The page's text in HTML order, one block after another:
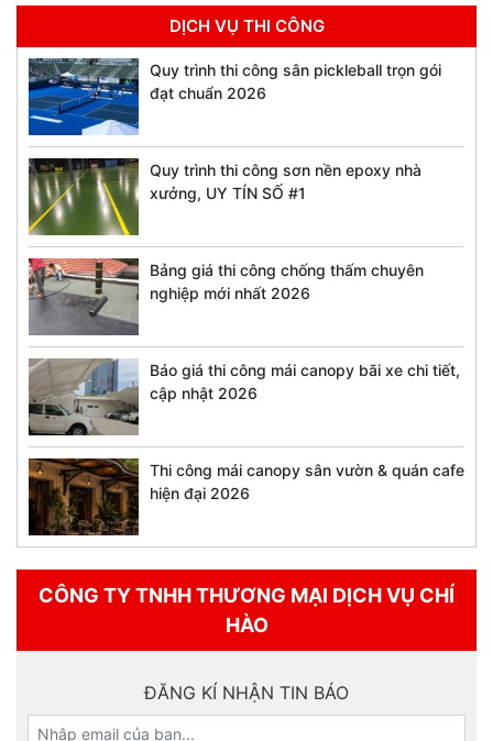
DỊCH VỤ THI CÔNG
Quy trình thi công sân pickleball trọn gói
đạt chuẩn 2026
Quy trình thi công sơn nền epoxy nhà
xưởng, UY TÍN SỐ #1
Bảng giá thi công chống thấm chuyên
nghiệp mới nhất 2026
Báo giá thi công mái canopy bãi xe chi tiết,
cập nhật 2026
Thi công mái canopy sân vườn & quán cafe
hiện đại 2026
CÔNG TY TNHH THƯƠNG MẠI DỊCH VỤ CHÍ
HÀO
ĐĂNG KÍ NHẬN TIN BÁO